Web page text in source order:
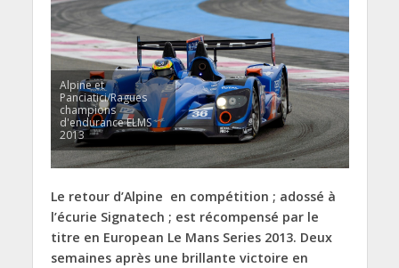
Alpine et
Panciatici/Ragues
champions
d'endurance ELMS
2013
Le retour d’Alpine en compétition ; adossé à
l’écurie Signatech ; est récompensé par le
titre en European Le Mans Series 2013. Deux
semaines après une brillante victoire en